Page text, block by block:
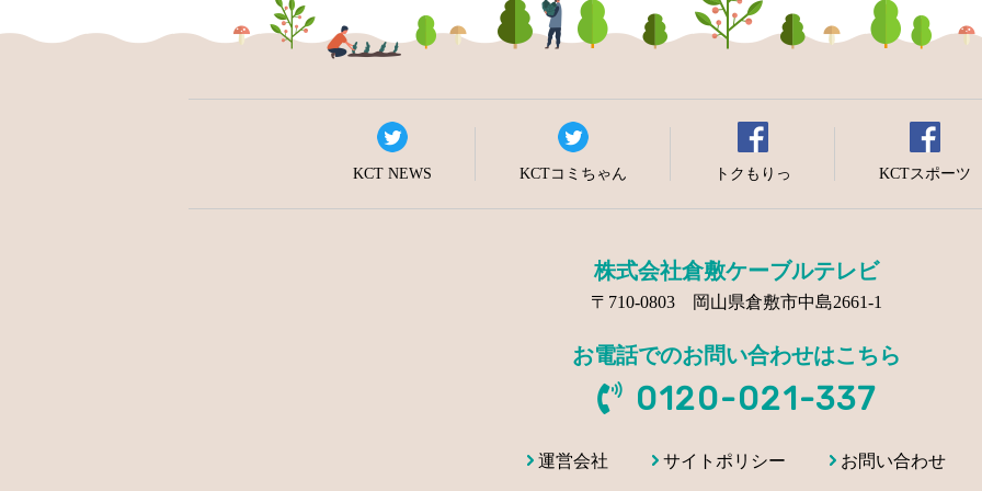
KCT NEWS KCTコミちゃん トクもりっ KCTスポーツ
株式会社倉敷ケーブルテレビ
〒710-0803 岡山県倉敷市中島2661-1
お電話でのお問い合わせはこちら
0120-021-337
運営会社 サイトポリシー お問い合わせ